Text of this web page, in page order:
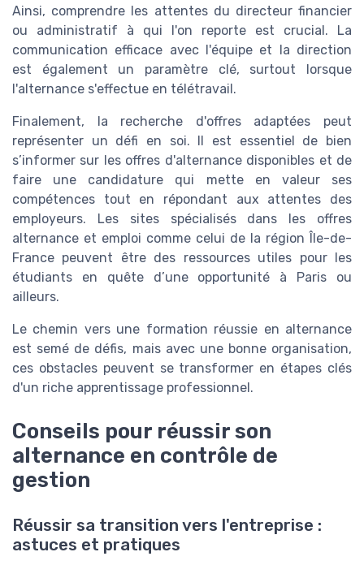
Ainsi, comprendre les attentes du directeur financier
ou administratif à qui l'on reporte est crucial. La
communication efficace avec l'équipe et la direction
est également un paramètre clé, surtout lorsque
l'alternance s'effectue en télétravail.
Finalement, la recherche d'offres adaptées peut
représenter un défi en soi. Il est essentiel de bien
s’informer sur les offres d'alternance disponibles et de
faire une candidature qui mette en valeur ses
compétences tout en répondant aux attentes des
employeurs. Les sites spécialisés dans les offres
alternance et emploi comme celui de la région Île-de-
France peuvent être des ressources utiles pour les
étudiants en quête d’une opportunité à Paris ou
ailleurs.
Le chemin vers une formation réussie en alternance
est semé de défis, mais avec une bonne organisation,
ces obstacles peuvent se transformer en étapes clés
d'un riche apprentissage professionnel.
Conseils pour réussir son
alternance en contrôle de
gestion
Réussir sa transition vers l'entreprise :
astuces et pratiques